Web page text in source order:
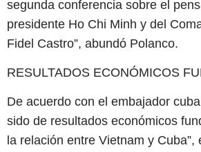
segunda conferencia sobre el
presidente Ho Chi Minh y del
Fidel Castro”, abundó Polanco.
RESULTADOS ECONÓMICOS
De acuerdo con el embajador
sido de resultados económicos
la relación entre Vietnam y